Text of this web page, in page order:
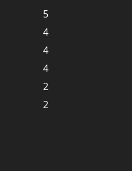
5
4
4
4
2
2